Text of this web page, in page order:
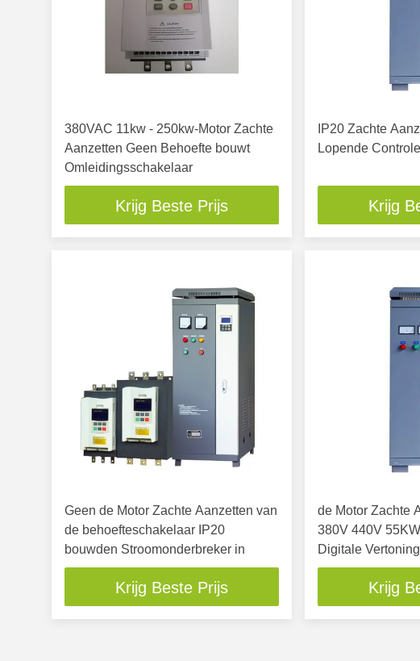
380VAC 11kw - 250kw-Motor Zachte
Aanzetten Geen Behoefte bouwt
Omleidingsschakelaar
Krijg Beste Prijs
IP20 Zachte
Lopende
Krijg
Geen de Motor Zachte Aanzetten van
de behoefteschakelaar IP20
bouwden Stroomonderbreker in
Krijg Beste Prijs
de Motor Zachte
380V 440V
Digitale Vertoning
Krijg